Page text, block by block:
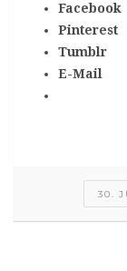
Facebook
Pinterest
Tumblr
E-Mail
30.